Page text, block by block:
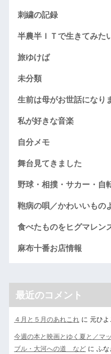
刺繍の記録
半農半ＩＴで生きてみた
旅ゆけば
未分類
生前は母がお世話になり
私が好きな音楽
自分メモ
舞台見てきました
野球・相撲・サカー・自
鞄病の唄／かわいいもの
食べたものをヒグマレン
麻布十番お店情報
最近のコメント
４月と５月のあれこれに 元ひよ
今週の本と映画とゆく夏と／マ
ブル・大河への道 などに ふな